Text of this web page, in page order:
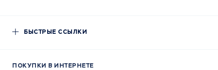
БЫСТРЫЕ ССЫЛКИ
ПОКУПКИ В ИНТЕРНЕТЕ